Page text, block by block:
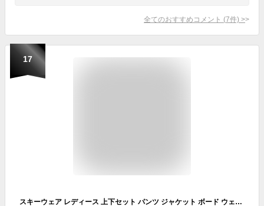
全てのおすすめコメント (7件) >
17
スキーウェア レディース 上下セット パンツ ジャケット ボード ウェア スノボ ウェア スノーボードウェア ウェア スノー ウェア ウエア おしゃれ かわいい 下 スノーボード スキー アウトドア 保温 中綿 撥水 防風 防寒 着 耐水 ICSKI-827 《LDY》